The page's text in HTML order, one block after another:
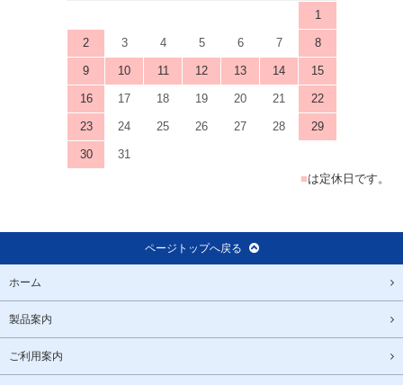
1
2 3 4 5 6 7 8
9 10 11 12 13 14 15
16 17 18 19 20 21 22
23 24 25 26 27 28 29
30
31
■は定休日です。
ページトップへ戻る
ホーム
製品案内
ご利用案内